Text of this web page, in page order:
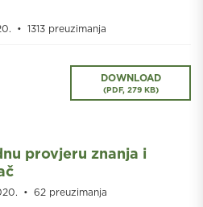
1313 preuzimanja
DOWNLOAD
(PDF, 279 KB)
provjeru znanja i
62 preuzimanja